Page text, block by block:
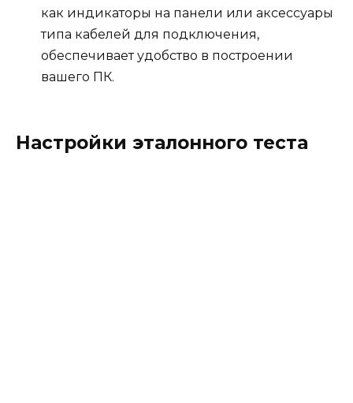
как индикаторы на панели или аксессуары
типа кабелей для подключения,
обеспечивает удобство в построении
вашего ПК.
Настройки эталонного теста